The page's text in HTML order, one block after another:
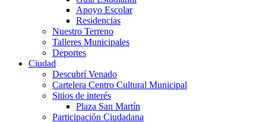
Apoyo Escolar
Residencias
Nuestro Terreno
Talleres Municipales
Deportes
Ciudad
Descubrí Venado
Cartelera Centro Cultural Municipal
Sitios de interés
Plaza San Martín
Participación Ciudadana